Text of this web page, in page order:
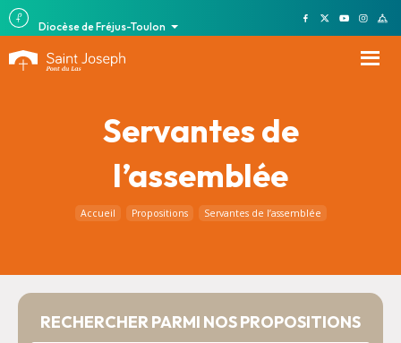
Diocèse de Fréjus-Toulon
Servantes de
l’assemblée
Accueil Propositions Servantes de l’assemblée
RECHERCHER PARMI NOS PROPOSITIONS